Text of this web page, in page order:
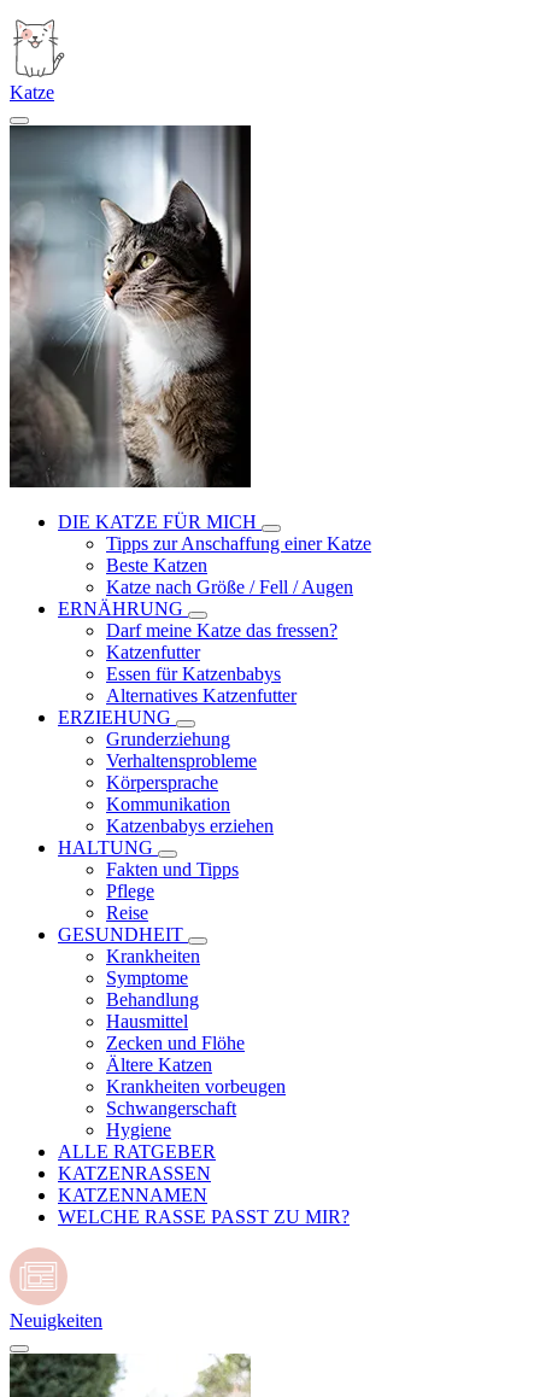
Katze
DIE KATZE FÜR MICH
Tipps zur Anschaffung einer Katze
Beste Katzen
Katze nach Größe / Fell / Augen
ERNÄHRUNG
Darf meine Katze das fressen?
Katzenfutter
Essen für Katzenbabys
Alternatives Katzenfutter
ERZIEHUNG
Grunderziehung
Verhaltensprobleme
Körpersprache
Kommunikation
Katzenbabys erziehen
HALTUNG
Fakten und Tipps
Pflege
Reise
GESUNDHEIT
Krankheiten
Symptome
Behandlung
Hausmittel
Zecken und Flöhe
Ältere Katzen
Krankheiten vorbeugen
Schwangerschaft
Hygiene
ALLE RATGEBER
KATZENRASSEN
KATZENNAMEN
WELCHE RASSE PASST ZU MIR?
Neuigkeiten